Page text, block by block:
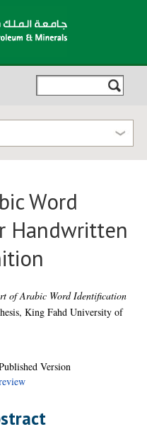
Word
Handwritten
of Arabic Word Identification
King Fahd University of
Version